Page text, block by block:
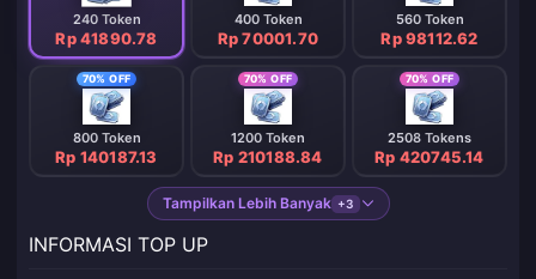
240 Token
Rp 41890.78
400 Token
Rp 70001.70
560 Token
Rp 98112.62
70% OFF
800 Token
Rp 140187.13
70% OFF
1200 Token
Rp 210188.84
70% OFF
2508 Tokens
Rp 420745.14
Tampilkan Lebih Banyak +3
INFORMASI TOP UP